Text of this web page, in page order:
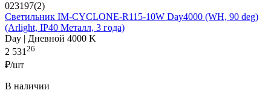
023197(2)
Светильник IM-CYCLONE-R115-10W Day4000 (WH, 90 deg)
(Arlight, IP40 Металл, 3 года)
Day | Дневной 4000 K
2 53126
₽/шт
В наличии